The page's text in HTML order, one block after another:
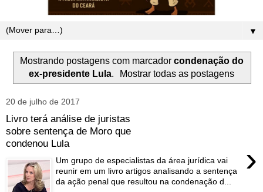
▼
Mostrando postagens com marcador condenação do
ex-presidente Lula. Mostrar todas as postagens
20 de julho de 2017
Livro terá análise de juristas
sobre sentença de Moro que
condenou Lula
›
Um grupo de especialistas da área jurídica vai
reunir em um livro artigos analisando a sentença
da ação penal que resultou na condenação d...